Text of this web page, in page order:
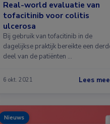
Real-world evaluatie van
tofacitinib voor colitis
ulcerosa
Bij gebruik van tofacitinib in de
dagelijkse praktijk bereikte een
deel van de patiënten …
6 okt. 2021 Lees
Nieuws